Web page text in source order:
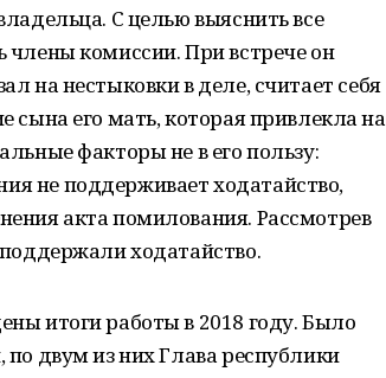
С целью выяснить все
члены комиссии. При встрече он
на нестыковки в деле, считает себя
сына его мать, которая привлекла на
факторы не в его пользу:
не поддерживает ходатайство,
акта помилования. Рассмотрев
ходатайство.
итоги работы в 2018 году. Было
двум из них Глава республики